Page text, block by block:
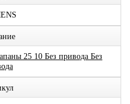
25 10 Без привода Без